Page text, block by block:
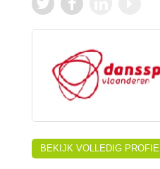
BEKIJK VOLLEDIG PROFIEL